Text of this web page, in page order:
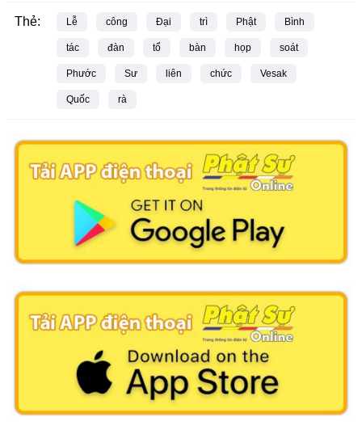
Thẻ: Lễ công Đại trì Phật Bình
tác đàn tổ bàn họp soát
Phước Sư liên chức Vesak
Quốc rà